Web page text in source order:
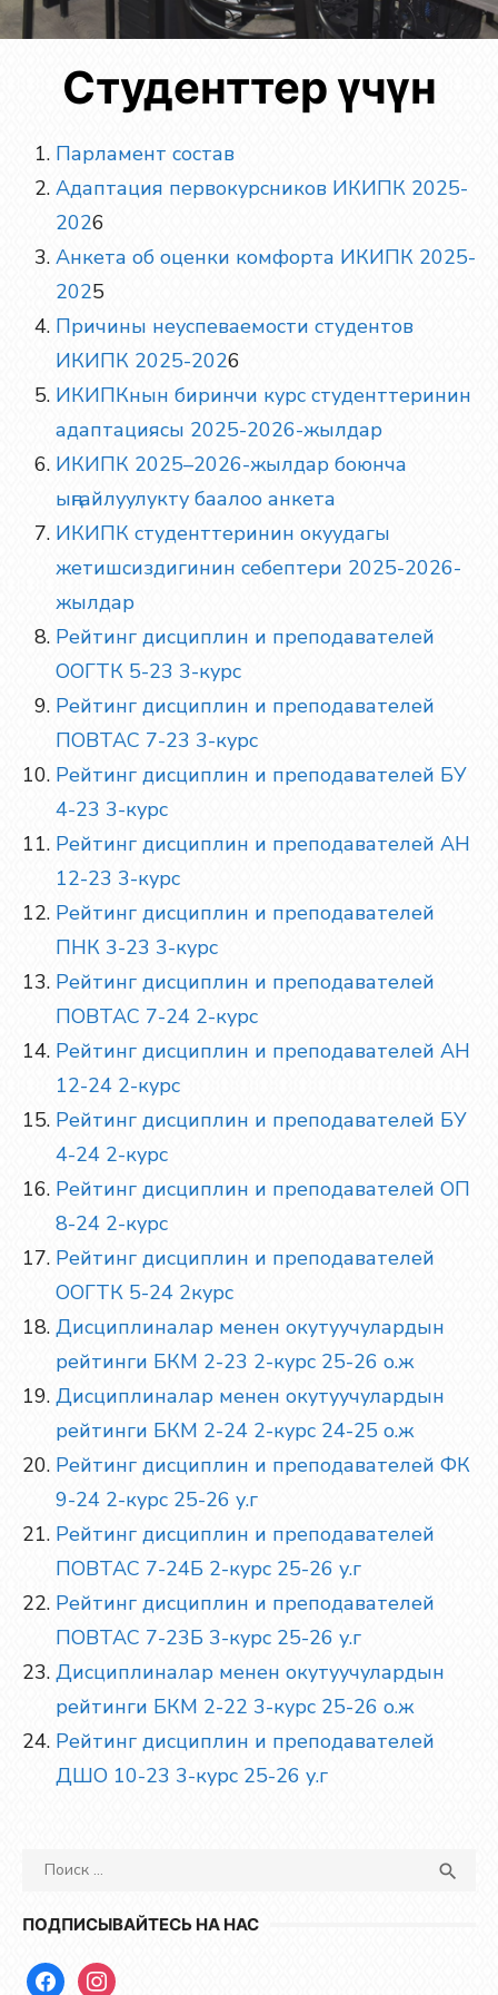
Студенттер үчүн
Парламент состав
Адаптация первокурсников ИКИПК 2025-
2026
Анкета об оценки комфорта ИКИПК 2025-
2025
Причины неуспеваемости студентов
ИКИПК 2025-2026
ИКИПКнын биринчи курс студенттеринин
адаптациясы 2025-2026-жылдар
ИКИПК 2025–2026-жылдар боюнча
ыңгайлуулукту баалоо анкета
ИКИПК студенттеринин окуудагы
жетишсиздигинин себептери 2025-2026-
жылдар
Рейтинг дисциплин и преподавателей
ООГТК 5-23 3-курс
Рейтинг дисциплин и преподавателей
ПОВТАС 7-23 3-курс
Рейтинг дисциплин и преподавателей БУ
4-23 3-курс
Рейтинг дисциплин и преподавателей АН
12-23 3-курс
Рейтинг дисциплин и преподавателей
ПНК 3-23 3-курс
Рейтинг дисциплин и преподавателей
ПОВТАС 7-24 2-курс
Рейтинг дисциплин и преподавателей АН
12-24 2-курс
Рейтинг дисциплин и преподавателей БУ
4-24 2-курс
Рейтинг дисциплин и преподавателей ОП
8-24 2-курс
Рейтинг дисциплин и преподавателей
ООГТК 5-24 2курс
Дисциплиналар менен окутуучулардын
рейтинги БКМ 2-23 2-курс 25-26 о.ж
Дисциплиналар менен окутуучулардын
рейтинги БКМ 2-24 2-курс 24-25 о.ж
Рейтинг дисциплин и преподавателей ФК
9-24 2-курс 25-26 у.г
Рейтинг дисциплин и преподавателей
ПОВТАС 7-24Б 2-курс 25-26 у.г
Рейтинг дисциплин и преподавателей
ПОВТАС 7-23Б 3-курс 25-26 у.г
Дисциплиналар менен окутуучулардын
рейтинги БКМ 2-22 3-курс 25-26 о.ж
Рейтинг дисциплин и преподавателей
ДШО 10-23 3-курс 25-26 у.г
Искать

ПОДПИСЫВАЙТЕСЬ НА НАС
facebookinstagram